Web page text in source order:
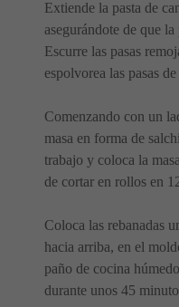
Extiende la pasta de
asegurándote de que
Escurre las pasas
espolvorea las pasas
Comenzando con un
masa en forma de
trabajo y coloca la
de cortar en rollos en
Coloca las rebanadas
hacia arriba, en el
paño de cocina
durante unos 45